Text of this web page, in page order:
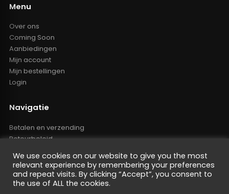
Menu
Over ons
Coming Soon
Aanbiedingen
Mijn account
Mijn bestellingen
Login
Navigatie
Betalen en verzending
Retourbeleid
Algemene voorwaarden
Resellers inlog
Reseller worden
We use cookies on our website to give you the most
relevant experience by remembering your preferences
and repeat visits. By clicking “Accept”, you consent to
the use of ALL the cookies.